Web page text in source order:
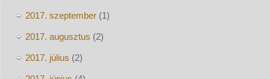
2017. szeptember(1)
2017. augusztus (2)
2017. július (2)